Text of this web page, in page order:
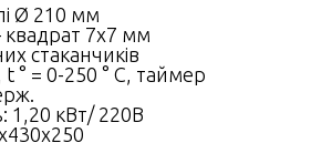
Ø 210 мм
7х7 мм
стаканчиків
° = 0-250 ° C, таймер
1,20 кВт/ 220В